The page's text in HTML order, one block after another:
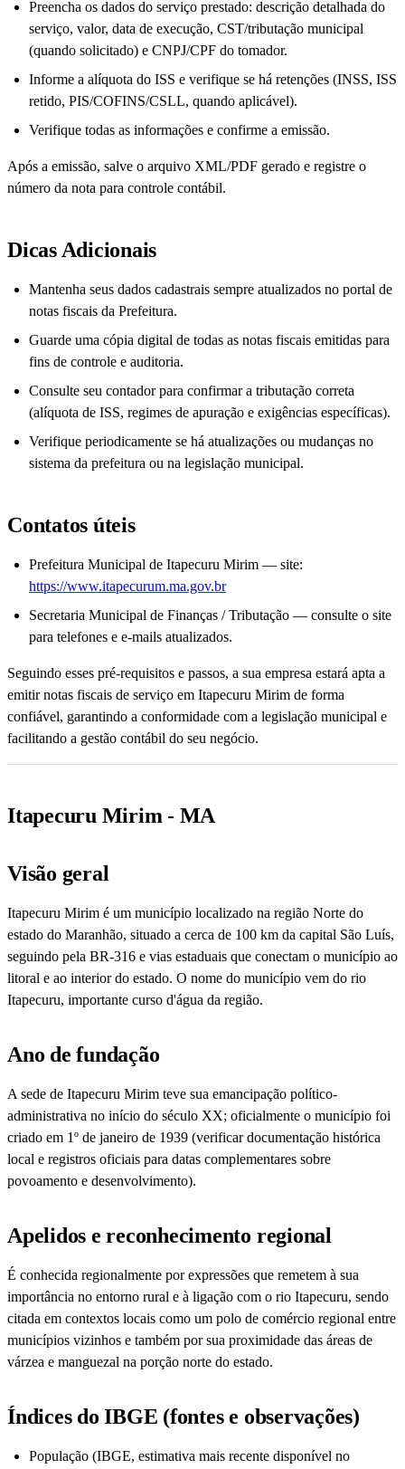
Preencha os dados do serviço prestado: descrição detalhada do
serviço, valor, data de execução, CST/tributação municipal
(quando solicitado) e CNPJ/CPF do tomador.
Informe a alíquota do ISS e verifique se há retenções (INSS, ISS
retido, PIS/COFINS/CSLL, quando aplicável).
Verifique todas as informações e confirme a emissão.
Após a emissão, salve o arquivo XML/PDF gerado e registre o
número da nota para controle contábil.
Dicas Adicionais
Mantenha seus dados cadastrais sempre atualizados no portal de
notas fiscais da Prefeitura.
Guarde uma cópia digital de todas as notas fiscais emitidas para
fins de controle e auditoria.
Consulte seu contador para confirmar a tributação correta
(alíquota de ISS, regimes de apuração e exigências específicas).
Verifique periodicamente se há atualizações ou mudanças no
sistema da prefeitura ou na legislação municipal.
Contatos úteis
Prefeitura Municipal de Itapecuru Mirim — site:
https://www.itapecurum.ma.gov.br
Secretaria Municipal de Finanças / Tributação — consulte o site
para telefones e e-mails atualizados.
Seguindo esses pré-requisitos e passos, a sua empresa estará apta a
emitir notas fiscais de serviço em Itapecuru Mirim de forma
confiável, garantindo a conformidade com a legislação municipal e
facilitando a gestão contábil do seu negócio.
Itapecuru Mirim - MA
Visão geral
Itapecuru Mirim é um município localizado na região Norte do
estado do Maranhão, situado a cerca de 100 km da capital São Luís,
seguindo pela BR-316 e vias estaduais que conectam o município ao
litoral e ao interior do estado. O nome do município vem do rio
Itapecuru, importante curso d'água da região.
Ano de fundação
A sede de Itapecuru Mirim teve sua emancipação político-
administrativa no início do século XX; oficialmente o município foi
criado em 1º de janeiro de 1939 (verificar documentação histórica
local e registros oficiais para datas complementares sobre
povoamento e desenvolvimento).
Apelidos e reconhecimento regional
É conhecida regionalmente por expressões que remetem à sua
importância no entorno rural e à ligação com o rio Itapecuru, sendo
citada em contextos locais como um polo de comércio regional entre
municípios vizinhos e também por sua proximidade das áreas de
várzea e manguezal na porção norte do estado.
Índices do IBGE (fontes e observações)
População (IBGE, estimativa mais recente disponível no